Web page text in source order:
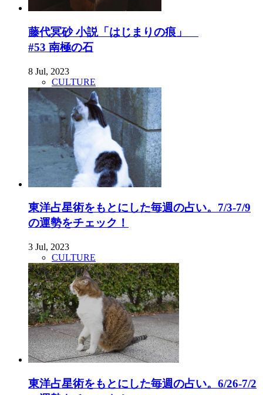
藤代冥砂 小説「はじまりの痕」
#53 南極の石
8 Jul, 2023
CULTURE
東洋占星術をもとにした毎週の占い。7/3-7/9
の運勢をチェック！
3 Jul, 2023
CULTURE
東洋占星術をもとにした毎週の占い。6/26-7/2